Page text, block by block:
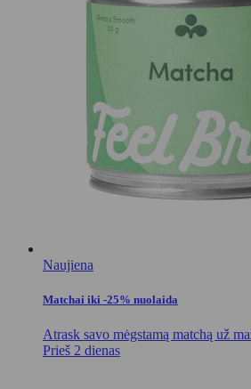
Naujiena
Matchai iki -25% nuolaida
Atrask savo mėgstamą matchą už
Prieš 2 dienas